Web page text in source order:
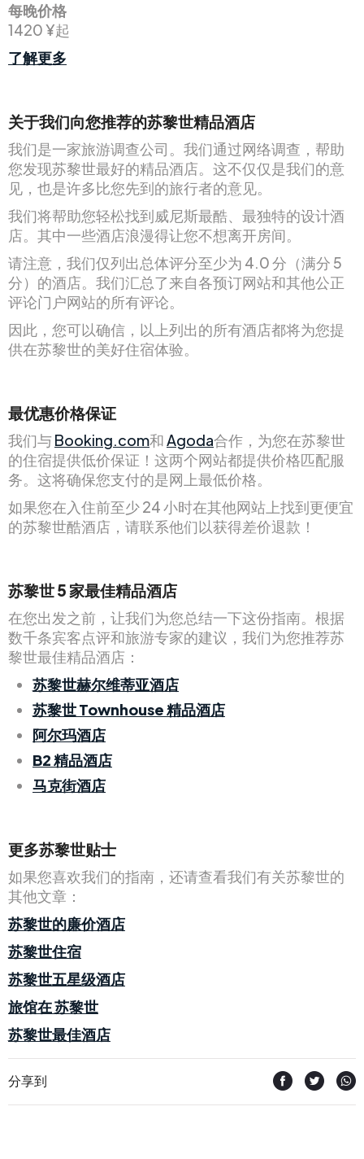
每晚价格
1420 ¥起
了解更多
关于我们向您推荐的苏黎世精品酒店
我们是一家旅游调查公司。我们通过网络调查，帮助
您发现苏黎世最好的精品酒店。这不仅仅是我们的意
见，也是许多比您先到的旅行者的意见。
我们将帮助您轻松找到威尼斯最酷、最独特的设计酒
店。其中一些酒店浪漫得让您不想离开房间。
请注意，我们仅列出总体评分至少为 4.0 分（满分 5
分）的酒店。我们汇总了来自各预订网站和其他公正
评论门户网站的所有评论。
因此，您可以确信，以上列出的所有酒店都将为您提
供在苏黎世的美好住宿体验。
最优惠价格保证
我们与Booking.com和Agoda合作，为您在苏黎世
的住宿提供低价保证！这两个网站都提供价格匹配服
务。这将确保您支付的是网上最低价格。
如果您在入住前至少 24 小时在其他网站上找到更便宜
的苏黎世酷酒店，请联系他们以获得差价退款！
苏黎世 5 家最佳精品酒店
在您出发之前，让我们为您总结一下这份指南。根据
数千条宾客点评和旅游专家的建议，我们为您推荐苏
黎世最佳精品酒店：
苏黎世赫尔维蒂亚酒店
苏黎世 Townhouse 精品酒店
阿尔玛酒店
B2 精品酒店
马克街酒店
更多苏黎世贴士
如果您喜欢我们的指南，还请查看我们有关苏黎世的
其他文章：
苏黎世的廉价酒店
苏黎世住宿
苏黎世五星级酒店
旅馆在 苏黎世
苏黎世最佳酒店
分享到